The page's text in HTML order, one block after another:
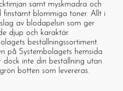
samt myskmadra och
finstämt blommiga toner. Allt i
av blodapelsin som ger
djup och karaktär.
beställningssortiment.
på Systembolagets hemsida
inte din beställning utan
botten som levereras.